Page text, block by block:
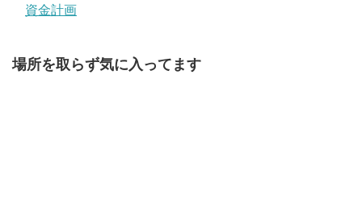
資金計画
場所を取らず気に入ってます